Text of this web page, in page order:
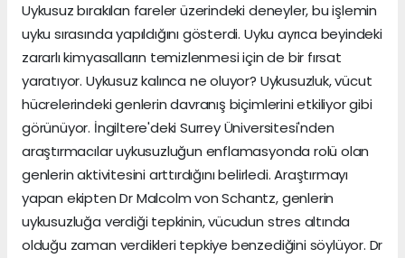
Uykusuz bırakılan fareler üzerindeki deneyler, bu işlemin
uyku sırasında yapıldığını gösterdi. Uyku ayrıca beyindeki
zararlı kimyasalların temizlenmesi için de bir fırsat
yaratıyor. Uykusuz kalınca ne oluyor? Uykusuzluk, vücut
hücrelerindeki genlerin davranış biçimlerini etkiliyor gibi
görünüyor. İngiltere'deki Surrey Üniversitesi'nden
araştırmacılar uykusuzluğun enflamasyonda rolü olan
genlerin aktivitesini arttırdığını belirledi. Araştırmayı
yapan ekipten Dr Malcolm von Schantz, genlerin
uykusuzluğa verdiği tepkinin, vücudun stres altında
olduğu zaman verdikleri tepkiye benzediğini söylüyor. Dr